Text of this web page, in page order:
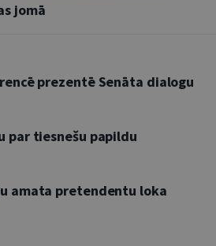
jomā
prezentē Senāta dialogu
par tiesnešu papildu
amata pretendentu loka